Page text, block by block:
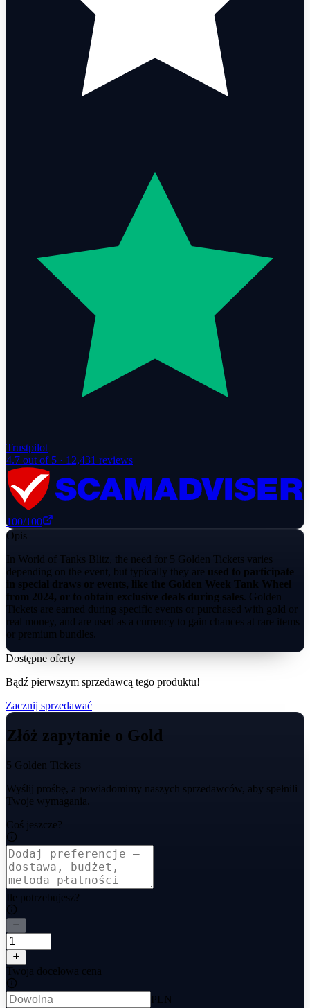
Trustpilot
4.7 out of 5 · 12,431 reviews
100/100
Opis
In World of Tanks Blitz, the need for 5 Golden Tickets varies
depending on the event, but typically they are used to participate
in special draws or events, like the Golden Week Tank Wheel
from 2024, or to obtain exclusive deals during sales . Golden
Tickets are earned during specific events or purchased with gold or
real money, and are used as a currency to gain chances at rare items
or premium bundles.
Dostępne oferty
Bądź pierwszym sprzedawcą tego produktu!
Zacznij sprzedawać
Złóż zapytanie o Gold
5 Golden Tickets
Wyślij prośbę, a powiadomimy naszych sprzedawców, aby spełnili
Twoje wymagania.
Coś jeszcze?
Ile potrzebujesz?
Twoja docelowa cena
PLN